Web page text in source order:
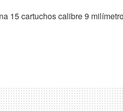
15 cartuchos calibre 9